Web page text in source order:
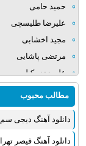
حمید حامی
علیرضا طلیسچی
مجید اخشابی
مرتضی پاشایی
علی زند وکیلی
مهدی یراحی
روزبه نعمت الهی
عماد طالب زاده
مطالب محبوب
دانلود آهنگ دیجی
دانلود آهنگ قیصر